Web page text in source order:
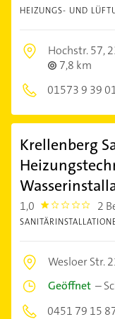
HEIZUNGS- UND
Hochstr. 57,
7,8 km
01573 9 39
Krellenberg
1,0 1.0 2
Wesloer Str.
Geöffnet –
0451 79 15